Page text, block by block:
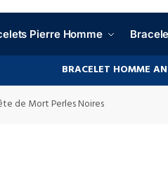
Pierre Homme
BRACELET HOMME
de Mort Perles Noires